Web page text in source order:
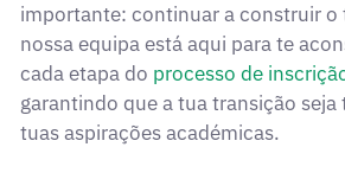
importante: continuar a construir
nossa equipa está aqui para te
cada etapa do processo de
garantindo que a tua transição
tuas aspirações académicas.